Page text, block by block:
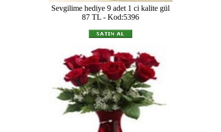
Sevgilime hediye 9 adet 1 ci kalite gül
87 TL - Kod:5396